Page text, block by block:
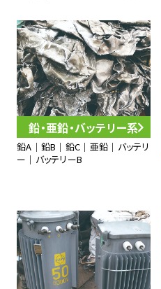
鉛・亜鉛・バッテリー系
鉛A｜鉛B｜鉛C｜亜鉛｜バッテリ
ー｜バッテリーB